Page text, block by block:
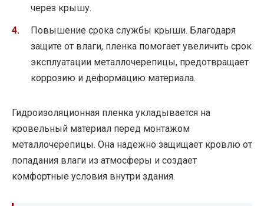
через крышу.
Повышение срока службы крыши. Благодаря
защите от влаги, пленка помогает увеличить срок
эксплуатации металлочерепицы, предотвращает
коррозию и деформацию материала.
Гидроизоляционная пленка укладывается на
кровельный материал перед монтажом
металлочерепицы. Она надежно защищает кровлю от
попадания влаги из атмосферы и создает
комфортные условия внутри здания.